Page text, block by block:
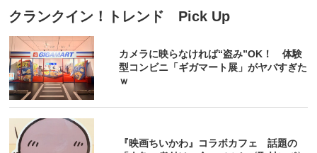
クランクイン！トレンド Pick Up
カメラに映らなければ“盗み”OK！ 体験
型コンビニ「ギガマート展」がヤバすぎた
ｗ
『映画ちいかわ』コラボカフェ 話題の